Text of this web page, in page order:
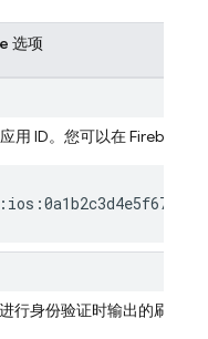
选项
用 ID。您可以在Firebase
行身份验证时输出的刷新